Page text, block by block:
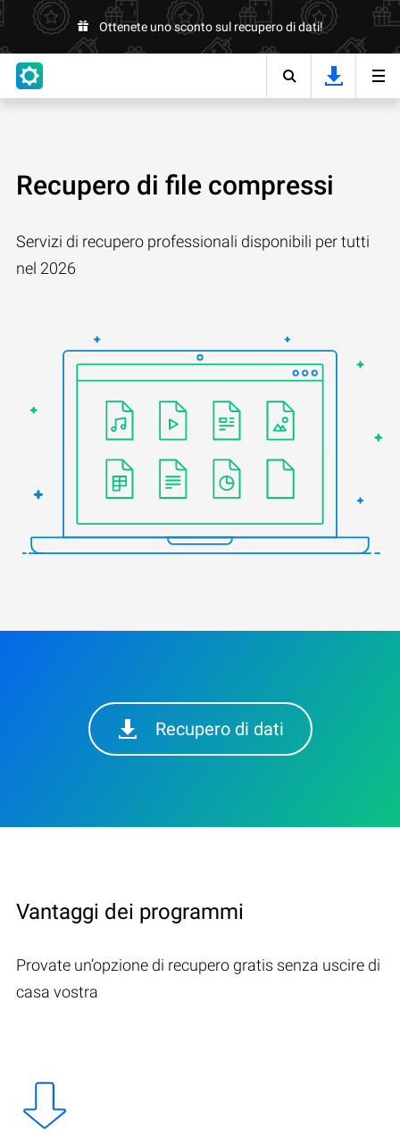
Ottenete uno sconto sul recupero di dati!
Recupero di file compressi
Servizi di recupero professionali disponibili per tutti
nel 2026
Recupero di dati
Vantaggi dei programmi
Provate un’opzione di recupero gratis senza uscire di
casa vostra